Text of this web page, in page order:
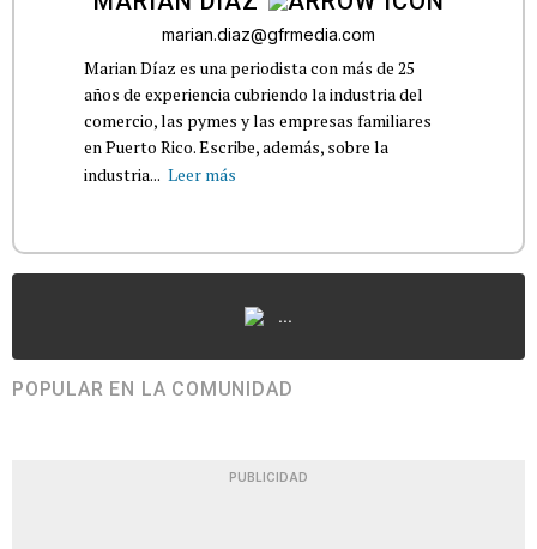
marian.diaz@gfrmedia.com
Marian Díaz es una periodista con más de 25
años de experiencia cubriendo la industria del
comercio, las pymes y las empresas familiares
en Puerto Rico. Escribe, además, sobre la
industria... Leer más
...
POPULAR EN LA COMUNIDAD
PUBLICIDAD